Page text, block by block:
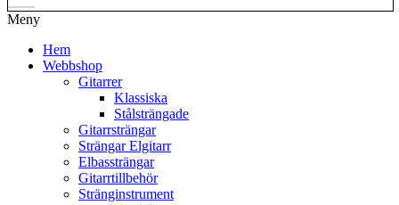
Meny
Hem
Webbshop
Gitarrer
Klassiska
Stålsträngade
Gitarrsträngar
Strängar Elgitarr
Elbassträngar
Gitarrtillbehör
Stränginstrument